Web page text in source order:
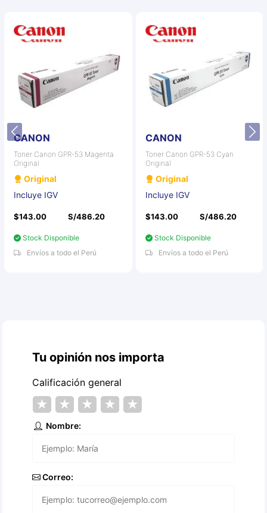
CANON
Toner Canon GPR-53 Magenta
Original
Original
Incluye IGV
$143.00 S/486.20
Stock Disponible
Envíos a todo el Perú
CANON
Toner Canon GPR-53 Cyan
Original
Original
Incluye IGV
$143.00 S/486.20
Stock Disponible
Envíos a todo el Perú
Tu opinión nos importa
Calificación general
★ ★ ★ ★ ★
Nombre:
Correo: